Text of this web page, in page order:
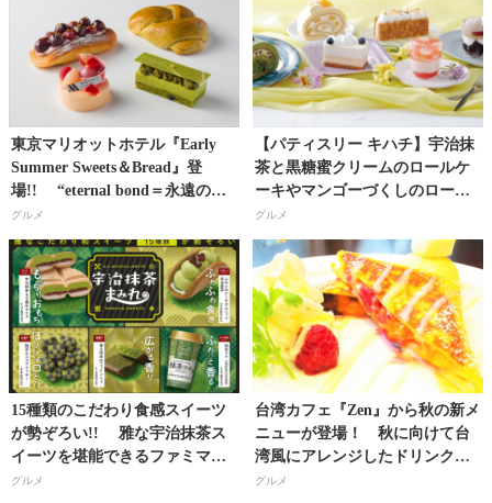
東京マリオットホテル『Early
Summer Sweets＆Bread』登
場!! “eternal bond＝永遠の
絆”をテーマにしたスイーツ＆ブ
レッドなどを販売！
グルメ
【パティスリー キハチ】宇治抹
茶と黒糖蜜クリームのロールケ
ーキやマンゴーづくしのロール
ケーキなど初夏スイーツ新作4
種、全9種が登場!!
グルメ
15種類のこだわり食感スイーツ
が勢ぞろい!! 雅な宇治抹茶ス
イーツを堪能できるファミマの
「宇治抹茶まみれ」開催！
グルメ
台湾カフェ『Zen』から秋の新メ
ニューが登場！ 秋に向けて台
湾風にアレンジしたドリンク・
フードを新発売!!
グルメ